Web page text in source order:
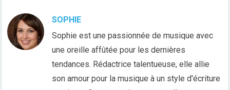
SOPHIE
Sophie est une passionnée de musique avec
une oreille affûtée pour les dernières
tendances. Rédactrice talentueuse, elle allie
son amour pour la musique à un style d'écriture